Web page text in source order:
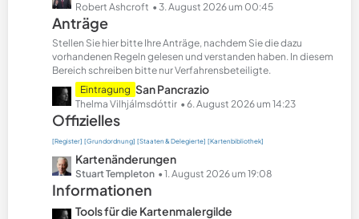
e
t
z
t
e
B
e
i
t
ä
g
e
Robert Ashcroft 3. August 2026 um 00:45
Anträge
Stellen Sie hier bitte Ihre Anträge, nachdem Sie die dazu
vorhandenen Regeln gelesen und verstanden haben. In diesem
Bereich schreiben bitte nur Verfahrensbeteiligte.
L
e
t
z
t
e
B
Eintragung San Pancrazio
Thelma Vilhjálmsdóttir 6. August 2026 um 14:23
Offizielles
[Register] [Grundordnung] [Staaten & Delegierte] [Kartenbibliothek]
L
e
z
Kartenänderungen
Stuart Templeton 1. August 2026 um 19:08
Informationen
L
Tools für die Kartenmalergilde